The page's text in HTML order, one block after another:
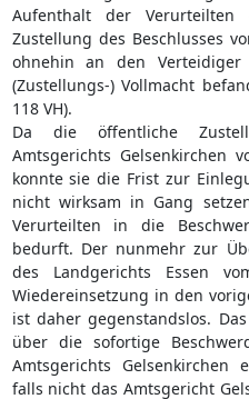
Aufenthalt der
Zustellung des Beschlusses
ohnehin an den
(Zustellungs-) Vollmacht
118 VH).
Da die öffentliche
Amtsgerichts Gelsenkirchen
konnte sie die Frist zur
nicht wirksam in Gang
Verurteilten in die
bedurft. Der nunmehr zur
des Landgerichts Essen
Wiedereinsetzung in den
ist daher gegenstandslos.
über die sofortige
Amtsgerichts Gelsenkirchen
falls nicht das Amtsgericht